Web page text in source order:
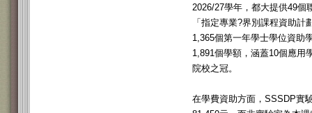
2026/27學年，都大提供49個
「指定專業?界別課程資助
1,365個第一年學士學位資助
1,891個學額，涵蓋10個應用
院校之冠。
在學費資助方面，SSSDP實